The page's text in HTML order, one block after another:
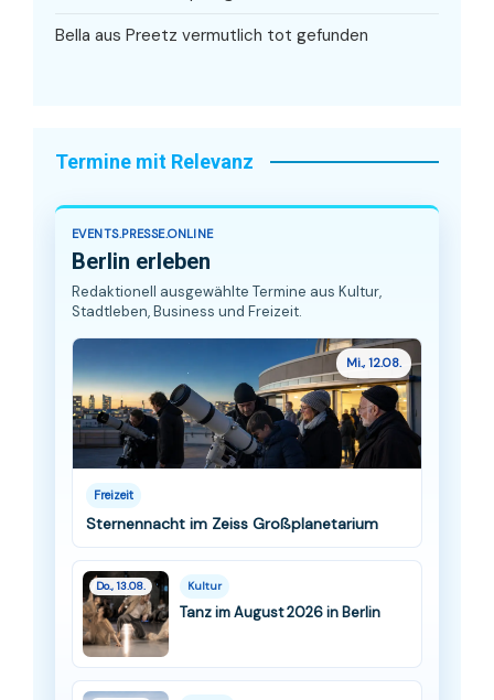
Bella aus Preetz vermutlich tot gefunden
Termine mit Relevanz
EVENTS.PRESSE.ONLINE
Berlin erleben
Redaktionell ausgewählte Termine aus Kultur,
Stadtleben, Business und Freizeit.
Mi., 12.08.
Freizeit
Sternennacht im Zeiss Großplanetarium
Do., 13.08. Kultur
Tanz im August 2026 in Berlin